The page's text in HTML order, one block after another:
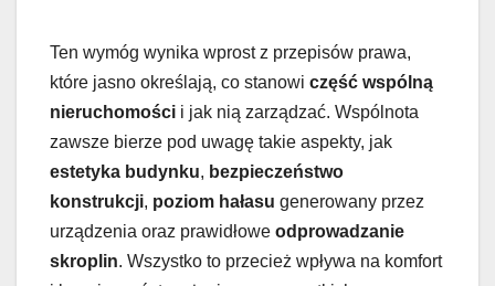
Ten wymóg wynika wprost z przepisów prawa,
które jasno określają, co stanowi część wspólną
nieruchomości i jak nią zarządzać. Wspólnota
zawsze bierze pod uwagę takie aspekty, jak
estetyka budynku, bezpieczeństwo
konstrukcji, poziom hałasu generowany przez
urządzenia oraz prawidłowe odprowadzanie
skroplin. Wszystko to przecież wpływa na komfort